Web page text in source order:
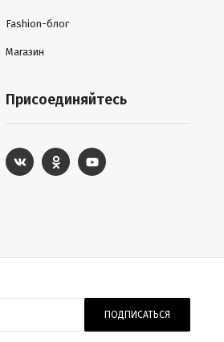
Fashion-блог
Магазин
Присоединяйтесь
ПОДПИСАТЬСЯ